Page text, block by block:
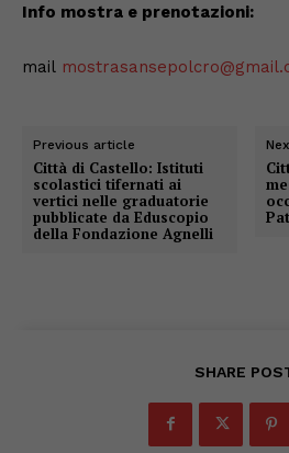
Info mostra e prenotazioni:
mail
Previous article
Città di Castello: Istituti
scolastici tifernati ai
vertici nelle graduatorie
pubblicate da Eduscopio
della Fondazione Agnelli
SHARE